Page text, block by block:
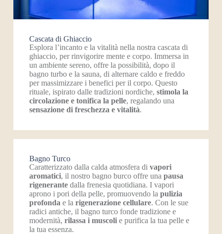
Cascata di Ghiaccio
Esplora l’incanto e la vitalità nella nostra cascata di
ghiaccio, per rinvigorire mente e corpo. Immersa in
un ambiente sereno, offre la possibilità, dopo il
bagno turbo e la sauna, di alternare caldo e freddo
per massimizzare i benefici per il corpo. Questo
rituale, ispirato dalle tradizioni nordiche, stimola la
circolazione e tonifica la pelle, regalando una
sensazione di freschezza e vitalità.
Bagno Turco
Caratterizzato dalla calda atmosfera di vapori
aromatici, il nostro bagno burco offre una pausa
rigenerantedalla frenesia quotidiana. I vapori
aprono i pori della pelle, promuovendo la pulizia
profonda e la rigenerazione cellulare. Con le sue
radici antiche, il bagno turco fonde tradizione e
modernità, rilassa i muscolie purifica la tua pelle e
la tua essenza.